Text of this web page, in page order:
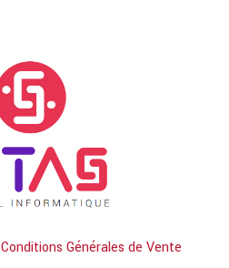
Conditions Générales de Vente